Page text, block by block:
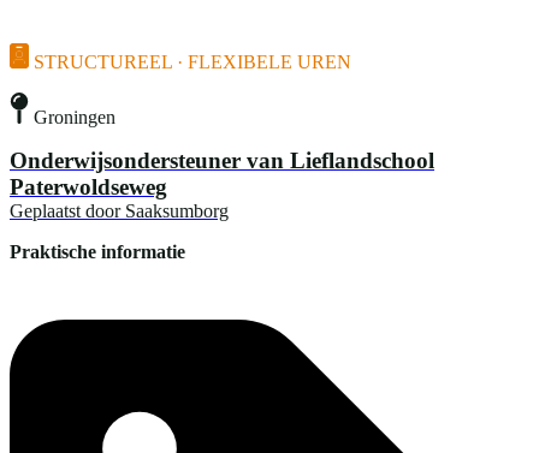
STRUCTUREEL · FLEXIBELE UREN
Groningen
Onderwijsondersteuner van Lieflandschool
Paterwoldseweg
Geplaatst door Saaksumborg
Praktische informatie